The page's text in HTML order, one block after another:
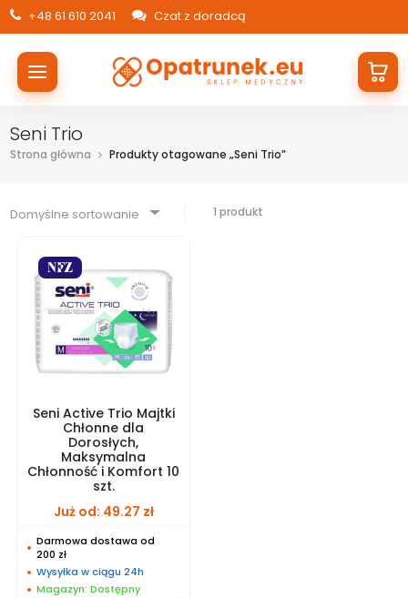
+48 61 610 2041 Czat z doradcą
Seni Trio
Strona główna Produkty otagowane „Seni Trio”
Domyślne sortowanie 1 produkt
Seni Active Trio Majtki
Chłonne dla
Dorosłych,
Maksymalna
Chłonność i Komfort 10
szt.
Już od: 49.27 zł
Darmowa dostawa od
200 zł
Wysyłka w ciągu 24h
Magazyn: Dostępny